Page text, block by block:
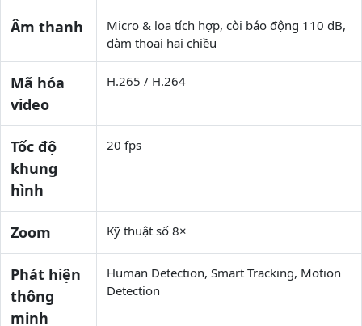
Âm thanh
Micro & loa tích hợp, còi báo động 110 dB,
đàm thoại hai chiều
Mã hóa
video
H.265 / H.264
Tốc độ
khung
hình
20 fps
Zoom Kỹ thuật số 8×
Phát hiện
thông
minh
Human Detection, Smart Tracking, Motion
Detection